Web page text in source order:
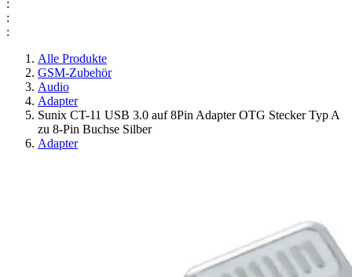
:
:
:
Alle Produkte
GSM-Zubehör
Audio
Adapter
Sunix CT-11 USB 3.0 auf 8Pin Adapter OTG Stecker Typ A
zu 8-Pin Buchse Silber
Adapter